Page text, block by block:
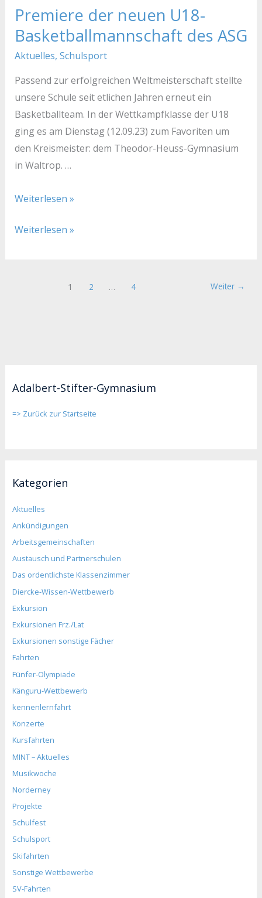
Adalbert-Stifter-Gymnasium
=> Zurück zur Startseite
Kategorien
Aktuelles
Ankündigungen
Arbeitsgemeinschaften
Austausch und Partnerschulen
Das ordentlichste Klassenzimmer
Diercke-Wissen-Wettbewerb
Exkursion
Exkursionen Frz./Lat
Exkursionen sonstige Fächer
Fahrten
Fünfer-Olympiade
Känguru-Wettbewerb
kennenlernfahrt
Konzerte
Kursfahrten
MINT – Aktuelles
Musikwoche
Norderney
Projekte
Schulfest
Schulsport
Skifahrten
Sonstige Wettbewerbe
SV-Fahrten
Premiere der neuen U18-
Basketballmannschaft des ASG
Aktuelles, Schulsport
Passend zur erfolgreichen Weltmeisterschaft stellte
unsere Schule seit etlichen Jahren erneut ein
Basketballteam. In der Wettkampfklasse der U18
ging es am Dienstag (12.09.23) zum Favoriten um
den Kreismeister: dem Theodor-Heuss-Gymnasium
in Waltrop. …
Premiere
der
U18-
Basketballmannschaft
des
ASG
Weiterlesen »
Premiere
der
U18-
Basketballmannschaft
des
ASG
Weiterlesen »
1 2 … 4 Weiter →